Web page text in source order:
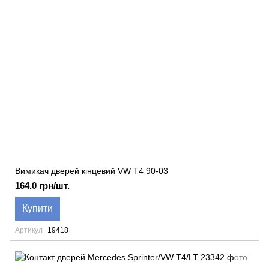
Вимикач дверей кінцевий VW T4 90-03
164.0 грн/шт.
Купити
Артикул 19418